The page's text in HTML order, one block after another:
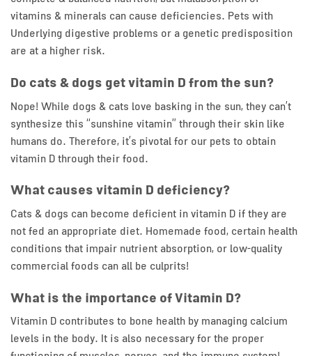
vitamins & minerals can cause deficiencies. Pets with
Underlying digestive problems or a genetic predisposition
are at a higher risk.
Do cats & dogs get vitamin D from the sun?
Nope! While dogs & cats love basking in the sun, they can’t
synthesize this “sunshine vitamin” through their skin like
humans do. Therefore, it’s pivotal for our pets to obtain
vitamin D through their food.
What causes vitamin D deficiency?
Cats & dogs can become deficient in vitamin D if they are
not fed an appropriate diet. Homemade food, certain health
conditions that impair nutrient absorption, or low-quality
commercial foods can all be culprits!
What is the importance of Vitamin D?
Vitamin D contributes to bone health by managing calcium
levels in the body. It is also necessary for the proper